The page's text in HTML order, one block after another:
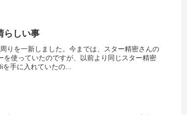
らしい事
りを一新しました。今までは、スター精密さんの
使っていたのですが、以前より同じスター精密
手に入れていたの...